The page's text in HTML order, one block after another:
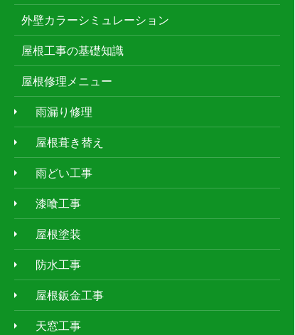
外壁カラーシミュレーション
屋根工事の基礎知識
屋根修理メニュー
雨漏り修理
屋根葺き替え
雨どい工事
漆喰工事
屋根塗装
防水工事
屋根鈑金工事
天窓工事